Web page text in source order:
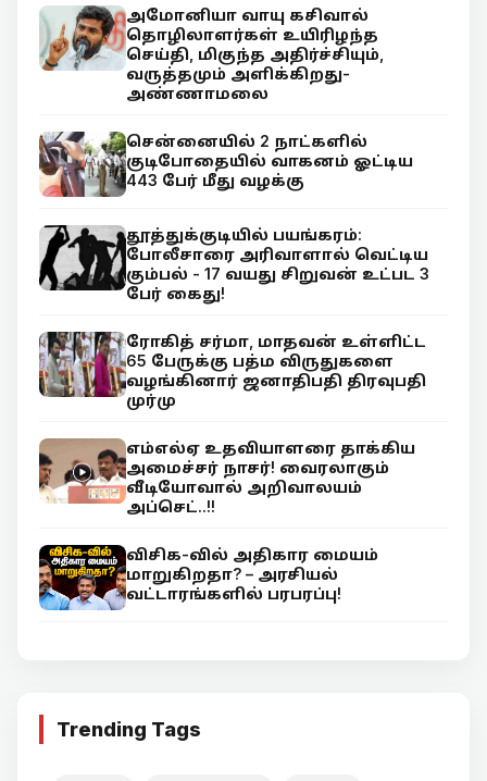
அமோனியா வாயு கசிவால்
தொழிலாளர்கள் உயிரிழந்த
செய்தி, மிகுந்த அதிர்ச்சியும்,
வருத்தமும் அளிக்கிறது-
அண்ணாமலை
சென்னையில் 2 நாட்களில்
குடிபோதையில் வாகனம் ஓட்டிய
443 பேர் மீது வழக்கு
தூத்துக்குடியில் பயங்கரம்:
போலீசாரை அரிவாளால் வெட்டிய
கும்பல் - 17 வயது சிறுவன் உட்பட 3
பேர் கைது!
ரோகித் சர்மா, மாதவன் உள்ளிட்ட
65 பேருக்கு பத்ம விருதுகளை
வழங்கினார் ஜனாதிபதி திரவுபதி
முர்மு
எம்எல்ஏ உதவியாளரை தாக்கிய
அமைச்சர் நாசர்! வைரலாகும்
வீடியோவால் அறிவாலயம்
அப்செட்..!!
விசிக-வில் அதிகார மையம்
மாறுகிறதா? – அரசியல்
வட்டாரங்களில் பரபரப்பு!
Trending Tags